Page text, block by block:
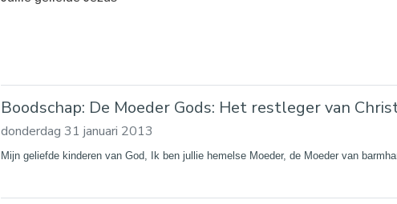
Boodschap: De Moeder Gods: Het restleger van
donderdag 31 januari 2013
Mijn geliefde kinderen van God, Ik ben jullie hemelse Moeder, de Moeder van